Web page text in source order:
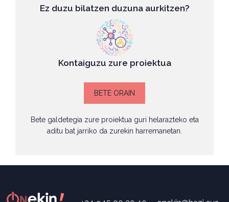
Ez duzu bilatzen duzuna aurkitzen?
Kontaiguzu zure proiektua
BETE ORAIN
Bete galdetegia zure proiektua guri helarazteko eta
aditu bat jarriko da zurekin harremanetan.